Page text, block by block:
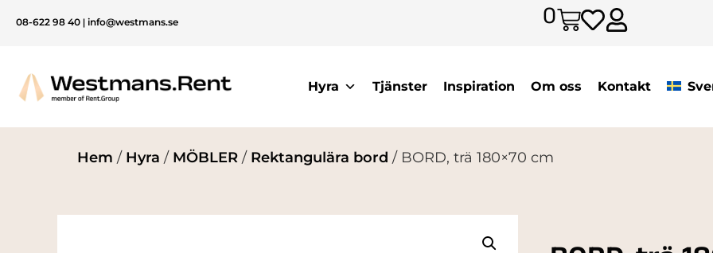
08-622 98 40 | info@westmans.se 0
Hyra Tjänster Inspiration Om oss Kontakt
Hem / Hyra / MÖBLER / Rektangulära bord / BORD, trä 180×70 cm